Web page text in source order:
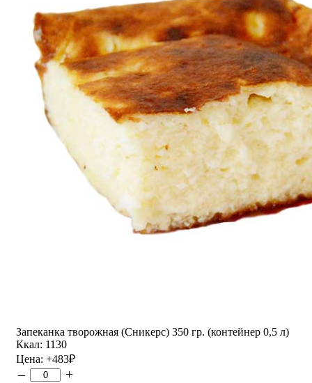
Запеканка творожная (Сникерс) 350 гр. (контейнер 0,5 л)
Ккал: 1130
Цена: +483₽
– +